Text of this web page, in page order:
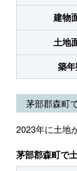
建物
土地
築
茅部郡森町
2023年に土地
茅部郡森町で